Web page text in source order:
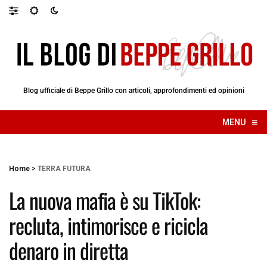
Blog ufficiale di Beppe Grillo con articoli, approfondimenti ed opinioni
MENU ≡
☰
Home > TERRA FUTURA
La nuova mafia è su TikTok:
recluta, intimorisce e ricicla
denaro in diretta